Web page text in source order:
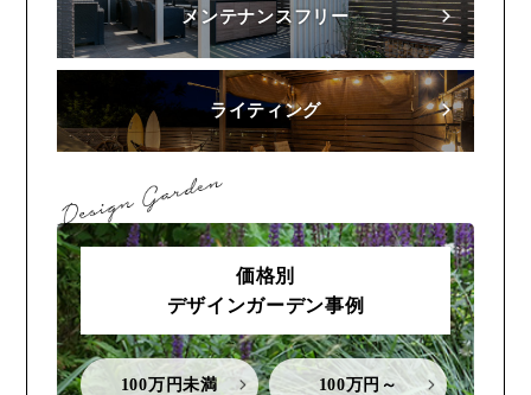
メンテナンスフリー
ライティング
価格別
デザインガーデン事例
100万円未満 100万円～